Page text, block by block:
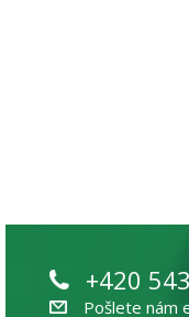
+420
Pošlete nám